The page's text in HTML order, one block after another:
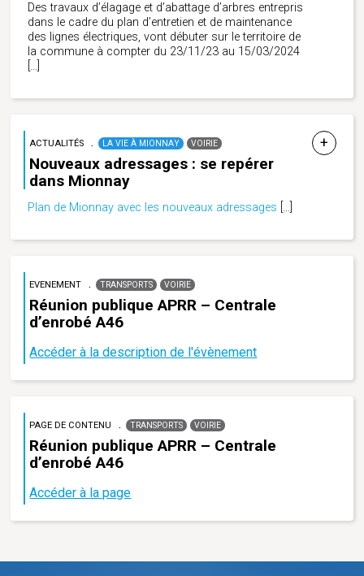
Des travaux d’élagage et d’abattage d’arbres entrepris
dans le cadre du plan d’entretien et de maintenance
des lignes électriques, vont débuter sur le territoire de
la commune à compter du 23/11/23 au 15/03/2024
[…]
ACTUALITÉS LA VIE À MIONNAY VOIRIE
Nouveaux adressages : se repérer
dans Mionnay
Plan de Mionnay avec les nouveaux adressages […]
EVENEMENT TRANSPORTS VOIRIE
Réunion publique APRR – Centrale
d’enrobé A46
Accéder à la description de l'évènement
PAGE DE CONTENU TRANSPORTS VOIRIE
Réunion publique APRR – Centrale
d’enrobé A46
Accéder à la page